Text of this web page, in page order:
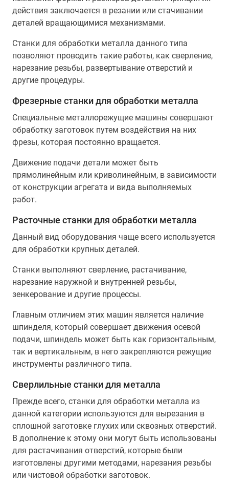
действия заключается в резании или стачивании
деталей вращающимися механизмами.
Станки для обработки металла данного типа
позволяют проводить такие работы, как сверление,
нарезание резьбы, развертывание отверстий и
другие процедуры.
Фрезерные станки для обработки металла
Специальные металлорежущие машины совершают
обработку заготовок путем воздействия на них
фрезы, которая постоянно вращается.
Движение подачи детали может быть
прямолинейным или криволинейным, в зависимости
от конструкции агрегата и вида выполняемых
работ.
Расточные станки для обработки металла
Данный вид оборудования чаще всего используется
для обработки крупных деталей.
Станки выполняют сверление, растачивание,
нарезание наружной и внутренней резьбы,
зенкерование и другие процессы.
Главным отличием этих машин является наличие
шпинделя, который совершает движения осевой
подачи, шпиндель может быть как горизонтальным,
так и вертикальным, в него закрепляются режущие
инструменты различного типа.
Сверлильные станки для металла
Прежде всего, станки для обработки металла из
данной категории используются для вырезания в
сплошной заготовке глухих или сквозных отверстий.
В дополнение к этому они могут быть использованы
для растачивания отверстий, которые были
изготовлены другими методами, нарезания резьбы
или чистовой обработки заготовок.